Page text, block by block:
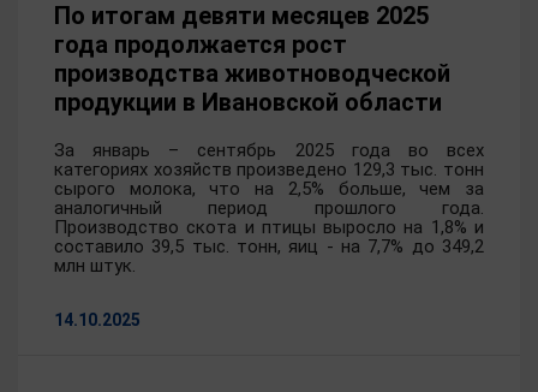
По итогам девяти месяцев 2025
года продолжается рост
производства животноводческой
продукции в Ивановской области
За январь – сентябрь 2025 года во всех
категориях хозяйств произведено 129,3 тыс. тонн
сырого молока, что на 2,5% больше, чем за
аналогичный период прошлого года.
Производство скота и птицы выросло на 1,8% и
составило 39,5 тыс. тонн, яиц - на 7,7% до 349,2
млн штук.
14.10.2025